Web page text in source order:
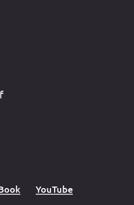
YouTube